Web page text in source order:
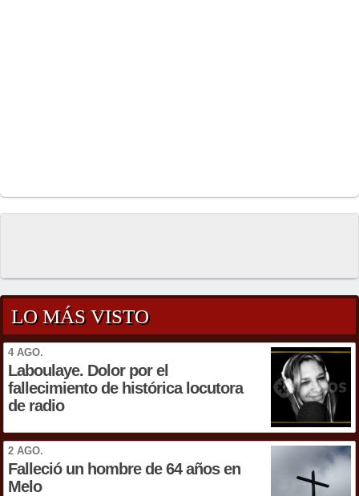
LO MÁS VISTO
4 AGO.
Laboulaye. Dolor por el
fallecimiento de histórica locutora
de radio
2 AGO.
Falleció un hombre de 64 años en
Melo